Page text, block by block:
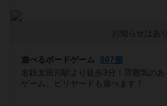
お知らせはあ
遊べるボードゲーム
507個
名鉄太田川駅より徒歩3分！雰囲気の
ゲーム、ビリヤードも遊べます！